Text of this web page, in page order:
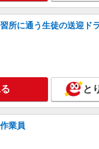
月給303800円 ★交通費
キャリアセンター/
事労務/一般事務/採用ア
月給290600円 ★交通費
所に通う生徒の送迎ド
と
業員